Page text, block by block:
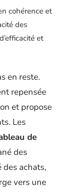
cohérence et
des
et
en reste.
repensée
et propose
Les
de
des
achats,
vers une